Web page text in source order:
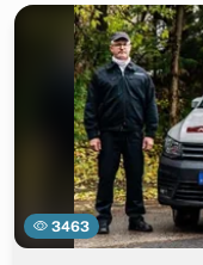
3463